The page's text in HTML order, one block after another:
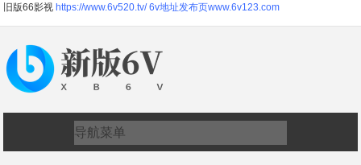
旧版66影视 https://www.6v520.tv/ 6v地址发布页www.6v123.com